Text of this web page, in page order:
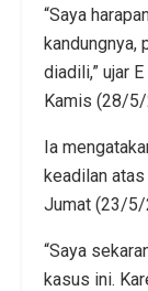
“Saya
kandungnya,
diadili,” ujar
Kamis (28/
Ia
keadilan
Jumat (23/5/
“Saya
kasus ini.